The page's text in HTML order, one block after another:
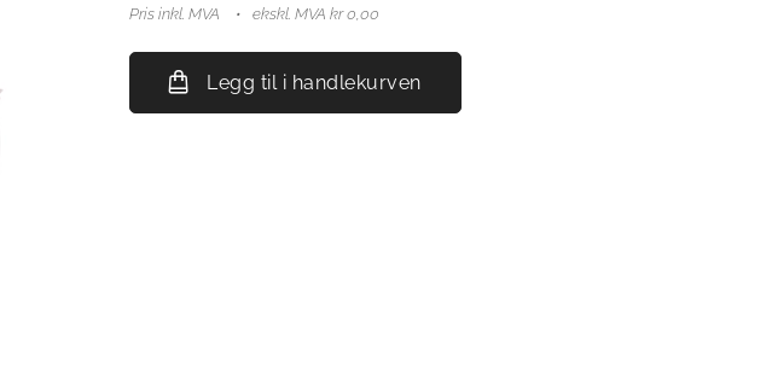
Pris inkl. MVA ekskl. MVA kr 0,00
Legg til i handlekurven